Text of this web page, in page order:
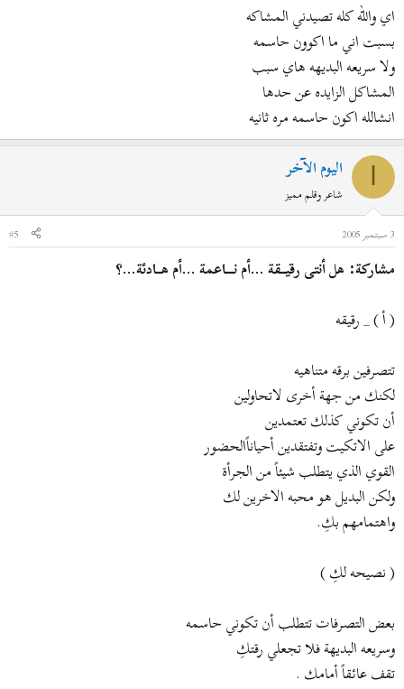
اي والله كله تصيدني المشاكه
بسبت اني ما اكوون حاسمه
ولا سريعه البديهه هاي سبب
المشاكل الزايده عن حدها
انشالله اكون حاسمه مره ثانيه
اليوم الآخر
شاعر وقلم مميز
3 سبتمبر 2005
#5
مشاركة: هل أنتى رقيــقة ...أم نـــاعمة ...أم هــادئة...؟
( أ ) _ رقيقه
تتصرفين برقه متناهيه
لكنك من جهة أخرى لاتحاولين
أن تكوني كذلك تعتمدين
على الاتكيت وتفتقدين أحياناًالحضور
القوي الذي يتطلب شيئاً من الجرأة
ولكن البديل هو محبه الاخرين لك
واهتمامهم بكِ.
( نصيحه لكِ )
بعض التصرفات تتطلب أن تكوني حاسمه
وسريعه البديهة فلا تجعلي رقتكِ
تقف عائقاً أمامك .